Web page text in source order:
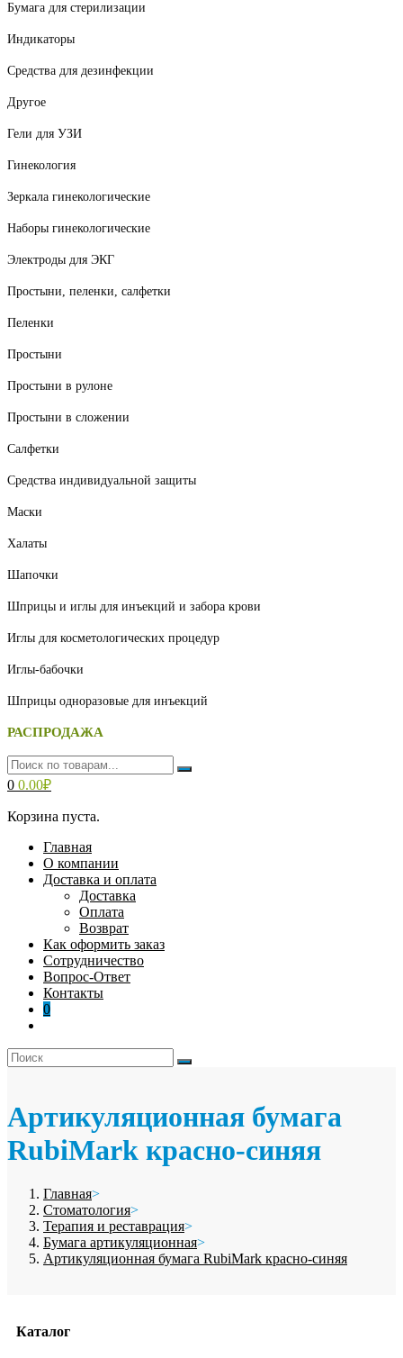
Бумага для стерилизации
Индикаторы
Средства для дезинфекции
Другое
Гели для УЗИ
Гинекология
Зеркала гинекологические
Наборы гинекологические
Электроды для ЭКГ
Простыни, пеленки, салфетки
Пеленки
Простыни
Простыни в рулоне
Простыни в сложении
Салфетки
Средства индивидуальной защиты
Маски
Халаты
Шапочки
Шприцы и иглы для инъекций и забора крови
Иглы для косметологических процедур
Иглы-бабочки
Шприцы одноразовые для инъекций
РАСПРОДАЖА
0 0.00₽
Корзина пуста.
Главная
О компании
Доставка и оплата
Доставка
Оплата
Возврат
Как оформить заказ
Сотрудничество
Вопрос-Ответ
Контакты
0
Артикуляционная бумага
RubiMark красно-синяя
Главная>
Стоматология>
Терапия и реставрация>
Бумага артикуляционная>
Артикуляционная бумага RubiMark красно-синяя
Каталог